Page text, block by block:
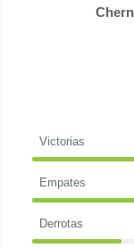
Victorias
Empates
Derrotas